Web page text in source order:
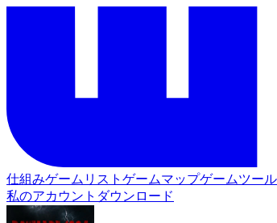
仕組みゲームリスト ゲームマップゲームツール
私のアカウント ダウンロード